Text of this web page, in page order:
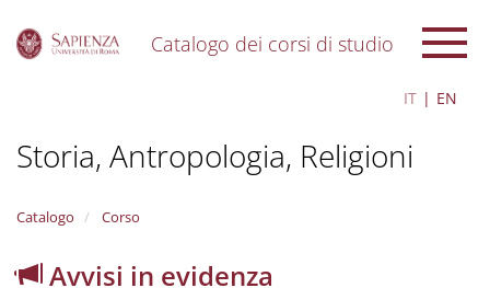
Catalogo dei corsi di studio
IT EN
Storia, Antropologia, Religioni
Catalogo Corso
Avvisi in evidenza